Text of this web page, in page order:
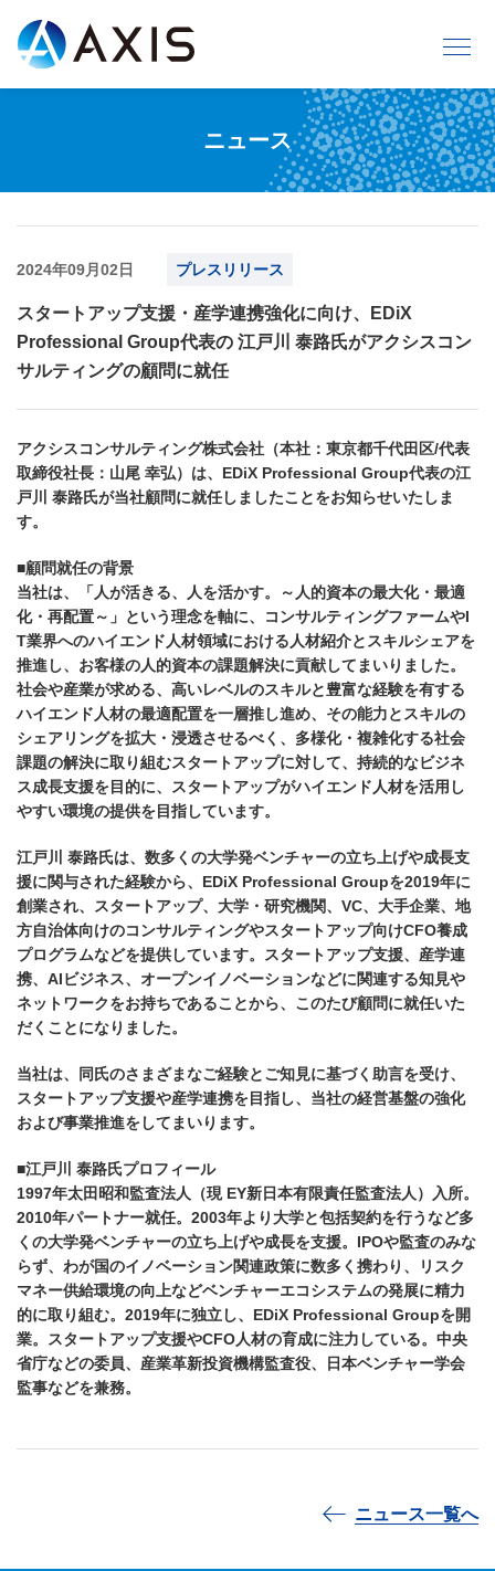
ニュース
2024年09月02日 プレスリリース
スタートアップ支援・産学連携強化に向け、EDiX
Professional Group代表の 江戸川 泰路氏がアクシスコン
サルティングの顧問に就任
アクシスコンサルティング株式会社（本社：東京都千代田区/代表
取締役社長：山尾 幸弘）は、EDiX Professional Group代表の江
戸川 泰路氏が当社顧問に就任しましたことをお知らせいたしま
す。
■顧問就任の背景
当社は、「人が活きる、人を活かす。～人的資本の最大化・最適
化・再配置～」という理念を軸に、コンサルティングファームやI
T業界へのハイエンド人材領域における人材紹介とスキルシェアを
推進し、お客様の人的資本の課題解決に貢献してまいりました。
社会や産業が求める、高いレベルのスキルと豊富な経験を有する
ハイエンド人材の最適配置を一層推し進め、その能力とスキルの
シェアリングを拡大・浸透させるべく、多様化・複雑化する社会
課題の解決に取り組むスタートアップに対して、持続的なビジネ
ス成長支援を目的に、スタートアップがハイエンド人材を活用し
やすい環境の提供を目指しています。
江戸川 泰路氏は、数多くの大学発ベンチャーの立ち上げや成長支
援に関与された経験から、EDiX Professional Groupを2019年に
創業され、スタートアップ、大学・研究機関、VC、大手企業、地
方自治体向けのコンサルティングやスタートアップ向けCFO養成
プログラムなどを提供しています。スタートアップ支援、産学連
携、AIビジネス、オープンイノベーションなどに関連する知見や
ネットワークをお持ちであることから、このたび顧問に就任いた
だくことになりました。
当社は、同氏のさまざまなご経験とご知見に基づく助言を受け、
スタートアップ支援や産学連携を目指し、当社の経営基盤の強化
および事業推進をしてまいります。
■江戸川 泰路氏プロフィール
1997年太田昭和監査法人（現 EY新日本有限責任監査法人）入所。
2010年パートナー就任。2003年より大学と包括契約を行うなど多
くの大学発ベンチャーの立ち上げや成長を支援。IPOや監査のみな
らず、わが国のイノベーション関連政策に数多く携わり、リスク
マネー供給環境の向上などベンチャーエコシステムの発展に精力
的に取り組む。2019年に独立し、EDiX Professional Groupを開
業。スタートアップ支援やCFO人材の育成に注力している。中央
省庁などの委員、産業革新投資機構監査役、日本ベンチャー学会
監事などを兼務。
ニュース一覧へ